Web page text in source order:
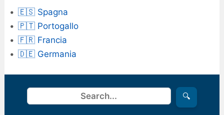
🇪🇸 Spagna
🇵🇹 Portogallo
🇫🇷 Francia
🇩🇪 Germania
Cerca 🔍